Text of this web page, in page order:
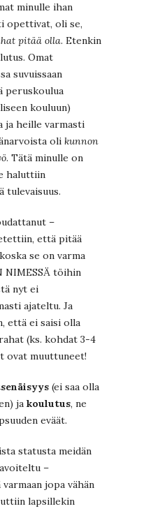
minulle ihan
opettivat, oli se,
pitää olla. Etenkin
Omat
suvuissaan
peruskoulua
kouluun)
ja heille varmasti
oli kunnon
. Tätä minulle on
haluttiin
tulevaisuus.
–
että pitää
se on varma
NIMESSÄ töihin
nyt ei
ajateltu. Ja
että ei saisi olla
(ks. kohdat 3-4
ovat muuttuneet!
(ei saa olla
ja koulutus, ne
eväät.
statusta meidän
–
jopa vähän
lapsillekin